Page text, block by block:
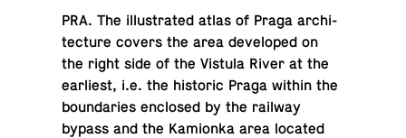
PRA. The il­lus­trated atlas of Praga ar­chi­
tec­ture covers the area de­vel­oped on
the right side of the Vistula River at the
ear­li­est, i.e. the his­toric Praga within the
bound­aries en­closed by the railway
bypass and the Kamionka area located